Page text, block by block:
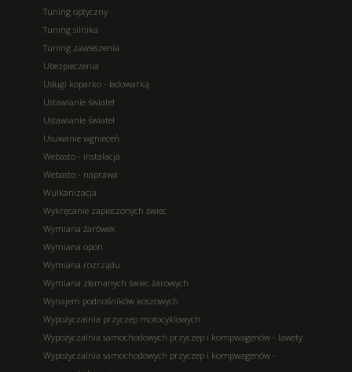
Tuning optyczny
Tuning silnika
Tuning zawieszenia
Ubezpieczenia
Usługi koparko - ładowarką
Ustawianie świateł
Ustawianie świateł
Usuwanie wgnieceń
Webasto - instalacja
Webasto - naprawa
Wulkanizacja
Wykręcanie zapieczonych świec
Wymiana żarówek
Wymiana opon
Wymiana rozrządu
Wymiana złamanych świec żarowych
Wynajem podnośników koszowych
Wypożyczalnia przyczep motocyklowych
Wypożyczalnia samochodowych przyczep i kompwagenów - lawety
Wypożyczalnia samochodowych przyczep i kompwagenów -